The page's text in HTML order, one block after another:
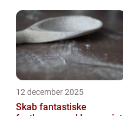
12 december 2025
Skab fantastiske